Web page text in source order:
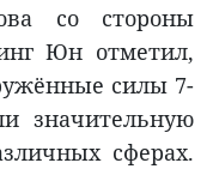
со стороны
Юн отметил,
силы 7-
значительную
сферах.